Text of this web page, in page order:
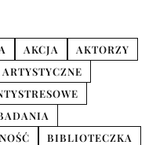
AKCJA
AKTORZY
BIBLIOTECZKA